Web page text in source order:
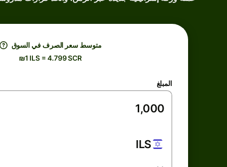
متوسط ​​سعر الصرف في السوق
₪1 ILS = 4.799 SCR
المبلغ
ILS